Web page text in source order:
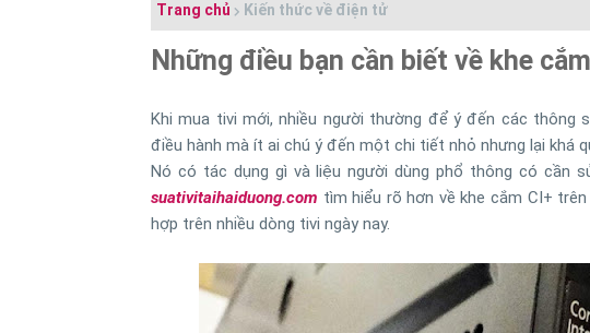
Trang chủ Kiến thức về điện tử
Những điều bạn cần biết về khe
Khi mua tivi mới, nhiều người thường để ý đến các thông
điều hành mà ít ai chú ý đến một chi tiết nhỏ nhưng lại khá
Nó có tác dụng gì và liệu người dùng phổ thông có cần
suativitaihaiduong.com tìm hiểu rõ hơn về khe cắm CI+
hợp trên nhiều dòng tivi ngày nay.